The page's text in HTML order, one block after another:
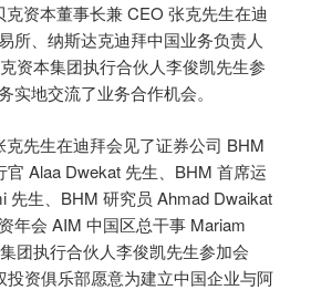
克资本董事长兼 CEO 张克先生在迪
所、纳斯达克迪拜中国业务负责人
资本集团执行合伙人李俊凯先生参
实地交流了业务合作机会。
克先生在迪拜会见了证券公司 BHM
官 Alaa Dwekat 先生、BHM 首席运
先生、BHM 研究员 Ahmad Dwaikat
年会 AIM 中国区总干事 Mariam
团执行合伙人李俊凯先生参加会
投资俱乐部愿意为建立中国企业与阿